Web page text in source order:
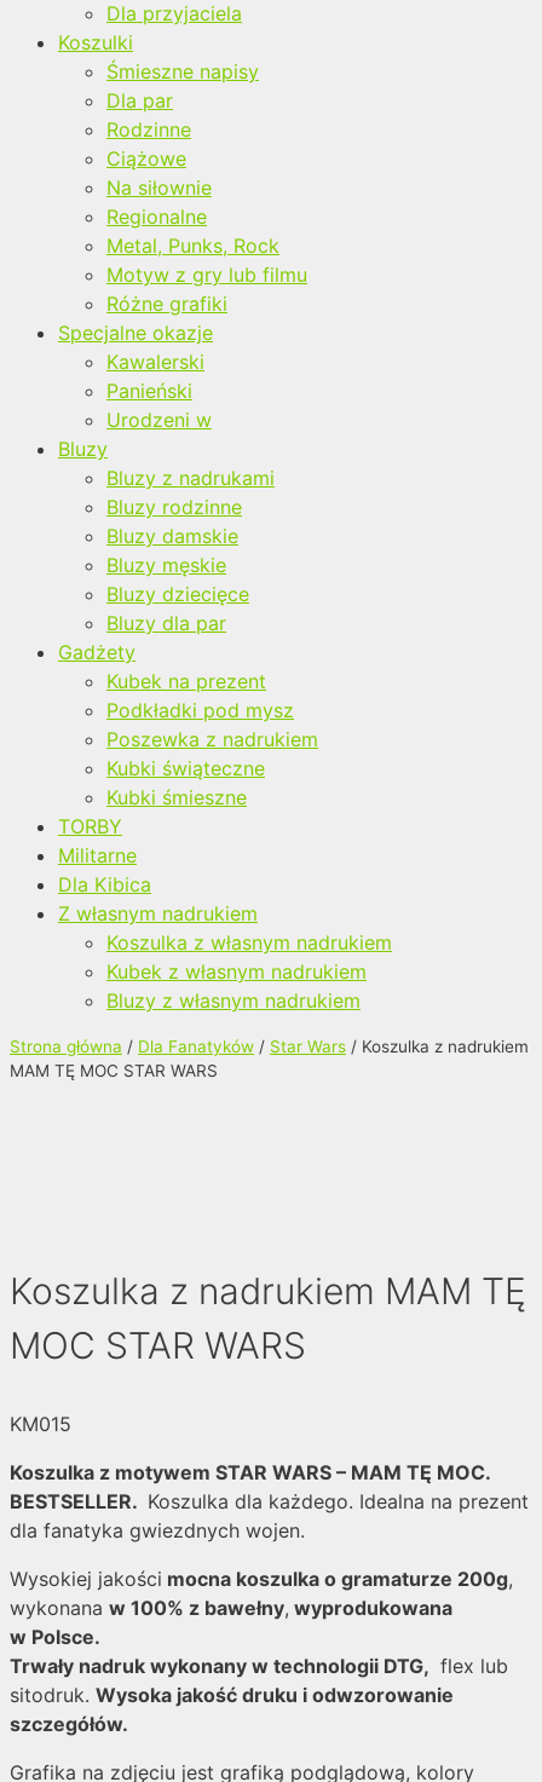
Dla przyjaciela
Koszulki
Śmieszne napisy
Dla par
Rodzinne
Ciążowe
Na siłownie
Regionalne
Metal, Punks, Rock
Motyw z gry lub filmu
Różne grafiki
Specjalne okazje
Kawalerski
Panieński
Urodzeni w
Bluzy
Bluzy z nadrukami
Bluzy rodzinne
Bluzy damskie
Bluzy męskie
Bluzy dziecięce
Bluzy dla par
Gadżety
Kubek na prezent
Podkładki pod mysz
Poszewka z nadrukiem
Kubki świąteczne
Kubki śmieszne
TORBY
Militarne
Dla Kibica
Z własnym nadrukiem
Koszulka z własnym nadrukiem
Kubek z własnym nadrukiem
Bluzy z własnym nadrukiem
Strona główna / Dla Fanatyków / Star Wars / Koszulka z nadrukiem
MAM TĘ MOC STAR WARS
Koszulka z nadrukiem MAM TĘ
MOC STAR WARS
KM015
Koszulka z motywem STAR WARS – MAM TĘ MOC.
BESTSELLER. Koszulka dla każdego. Idealna na prezent
dla fanatyka gwiezdnych wojen.
Wysokiej jakości mocna koszulka o gramaturze 200g,
wykonana w 100% z bawełny, wyprodukowana
w Polsce.
Trwały nadruk wykonany w technologii DTG, flex lub
sitodruk. Wysoka jakość druku i odwzorowanie
szczegółów.
Grafika na zdjęciu jest grafiką podglądową, kolory